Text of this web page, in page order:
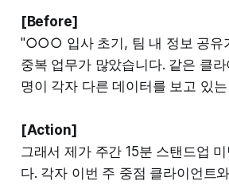
[Before]
"○○○ 입사 초기, 팀 내 정보 공유
중복 업무가 많았습니다. 같은 클
명이 각자 다른 데이터를 보고 있
[Action]
그래서 제가 주간 15분 스탠드업
다. 각자 이번 주 중점 클라이언트